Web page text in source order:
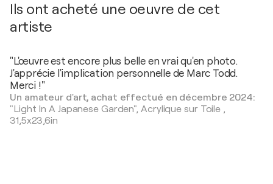
Ils ont acheté une oeuvre de cet
artiste
"L'œuvre est encore plus belle en vrai qu'en photo.
J'apprécie l'implication personnelle de Marc Todd.
Merci !"
Un amateur d'art, achat effectué en décembre 2024:
"Light In A Japanese Garden", Acrylique sur Toile ,
31,5x23,6in